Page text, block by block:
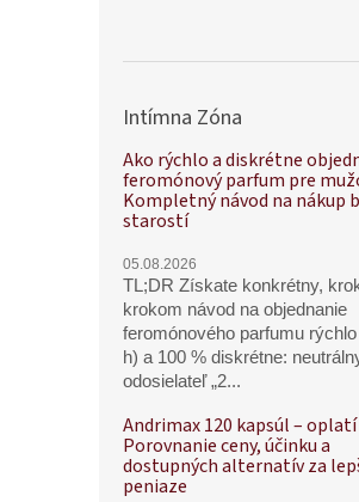
Intímna Zóna
Ako rýchlo a diskrétne
feromónový parfum pre
Kompletný návod na nákup
starostí
05.08.2026
TL;DR Získate konkrétny,
krokom návod na objednanie
feromónového parfumu
h) a 100 % diskrétne:
odosielateľ „2...
Andrimax 120 kapsúl – oplatí
Porovnanie ceny, účinku a
dostupných alternatív za
peniaze